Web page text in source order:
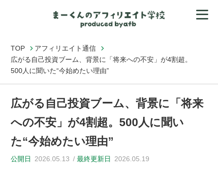
TOP
アフィリエイト通信
広がる自己投資ブーム、背景に「将来への不安」が4割超。
500人に聞いた“今始めたい理由”
広がる自己投資ブーム、背景に「将来
への不安」が4割超。500人に聞い
た“今始めたい理由”
公開日 2026.05.13 最終更新日 2026.05.19